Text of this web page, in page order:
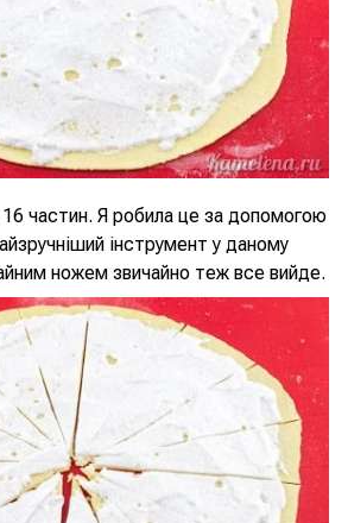
16 частин. Я робила це за допомогою
інструмент у даному
ножем звичайно теж все вийде.